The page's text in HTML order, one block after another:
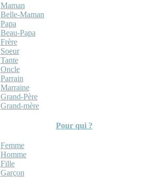
Maman
Belle-Maman
Papa
Beau-Papa
Frère
Soeur
Tante
Oncle
Parrain
Marraine
Grand-Père
Grand-mère
Pour qui ?
Femme
Homme
Fille
Garçon